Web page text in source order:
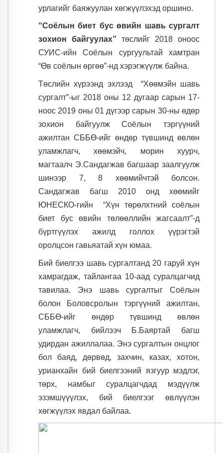
урлагийг баяжуулан хөгжүүлэхэд оршино.
“Соёлын биет бус өвийн шавь сургалт
зохион байгуулах” төслийг 2018 оноос
СУИС-ийн Соёлын сургуультай хамтран
“Өв соёлын өргөө”-нд хэрэгжүүлж байна.
Төслийн хүрээнд эхлээд “Хөөмэйн шавь
сургалт”-ыг 2018 оны 12 дугаар сарын 17-
ноос 2019 оны 01 дүгээр сарын 30-ны өдөр
зохион байгуулж Соёлын тэргүүний
ажилтан СББӨ-ийг өндөр түвшинд өвлөн
уламжлагч, хөөмэйч, морин хуурч,
магтаалч Э.Сандагжав багшаар заалгуулж
шинээр 7, 8 хөөмийчтэй болсон.
Сандагжав багш 2010 онд хөөмийг
ЮНЕСКО-гийн “Хүн төрөлхтний соёлын
биет бус өвийн төлөөллийн жагсаалт”-д
бүртгүүлэх ажилд голлох үүрэгтэй
оролцсон гавьяатай хүн юмаа.
Бий биелгээ шавь сургалтанд 20 гаруй хүн
хамрагдаж, тайлангаа 10-аад суралцагчид
тавилаа. Энэ шавь сургалтыг Соёлын
болон Боловсролын тэргүүний ажилтан,
СББӨ-ийг өндөр түвшинд өвлөн
уламжлагч, бийлээч Б.Баяртай багш
удирдан ажиллалаа. Энэ сургалтын онцлог
бол баяд, дөрвөд, захчин, казах, хотон,
урианхайн бий биелгээний язгуур мэдлэг,
төрх, намбыг суралцагчдад мэдүүлж
эзэмшүүүлэх, бий биелгээг өвлүүлэн
хөгжүүлэх явдал байлаа.